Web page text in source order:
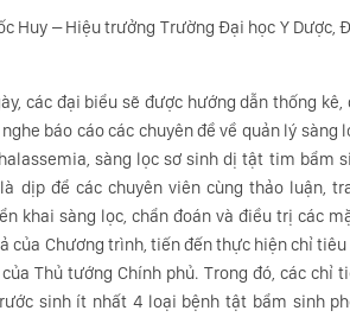
Huy – Hiệu trưởng Trường Đại học Y
các đại biểu sẽ được hướng dẫn thống
báo cáo các chuyên đề về quản lý
sàng lọc sơ sinh dị tật tim bẩm
dịp để các chuyên viên cùng thảo luận,
khai sàng lọc, chẩn đoán và điều trị các
của Chương trình, tiến đến thực hiện chỉ
Thủ tướng Chính phủ. Trong đó, các
sinh ít nhất 4 loại bệnh tật bẩm sinh